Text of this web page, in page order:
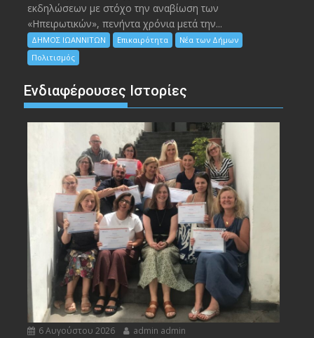
εκδηλώσεων με στόχο την αναβίωση των
«Ηπειρωτικών», πενήντα χρόνια μετά την...
ΔΗΜΟΣ ΙΩΑΝΝΙΤΩΝ Επικαιρότητα
Νέα των Δήμων
Πολιτισμός
Ενδιαφέρουσες Ιστορίες
6 Αυγούστου 2026 admin admin